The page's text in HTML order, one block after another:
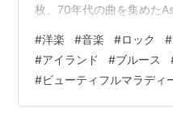
枚、70年代の曲を集めた
オールタイムベストもリ
る。 おそらく本人がベス
だ。まあ文士型のひとなの
らこそ今回とりあげるベ
#洋楽 #音楽 #ロック #
#アイランド #ブルース
#ビューティフルマラディ